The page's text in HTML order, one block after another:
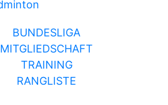
BUNDESLIGA
MITGLIEDSCHAFT
TRAINING
RANGLISTE